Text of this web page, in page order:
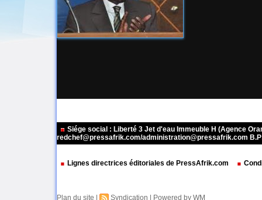
Siége social : Liberté 3 Jet d'eau Immeuble H (Agence
redchef@pressafrik.com/administration@pressafrik.com
Lignes directrices éditoriales de PressAfrik.com
Plan du site Syndication Powered by WM